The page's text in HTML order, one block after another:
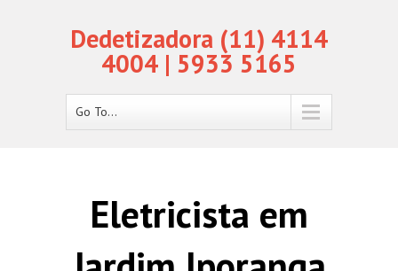
Dedetizadora (11) 4114
4004 | 5933 5165
Go To...
Eletricista em